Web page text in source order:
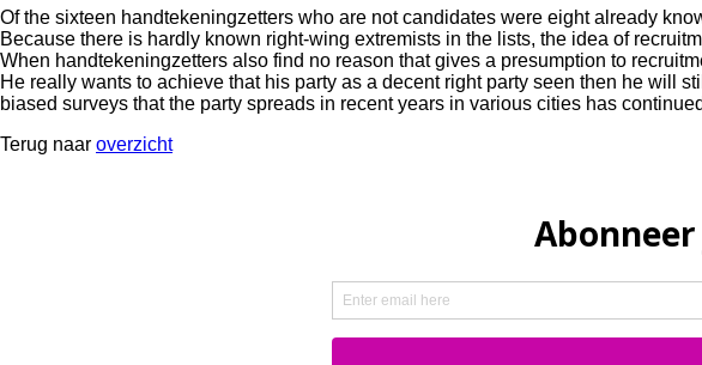
Of the sixteen handtekeningzetters who are not candidates were eight already
Because there is hardly known right-wing extremists in the lists, the idea of
When handtekeningzetters also find no reason that gives a presumption to
He really wants to achieve that his party as a decent right party seen then he will
biased surveys that the party spreads in recent years in various cities has
Terug naar overzicht